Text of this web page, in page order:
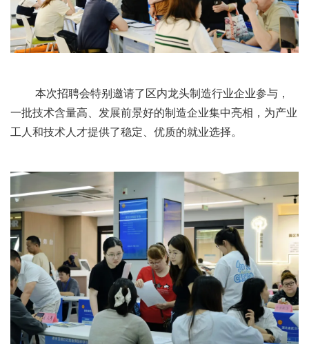
本次招聘会特别邀请了区内龙头制造行业企业参与，
一批技术含量高、发展前景好的制造企业集中亮相，为产业
工人和技术人才提供了稳定、优质的就业选择。